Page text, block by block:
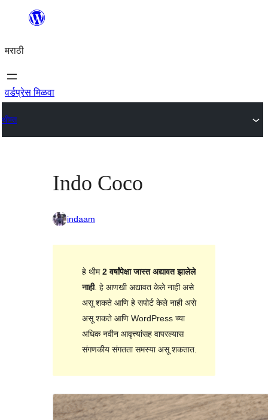
सामुग्रीवर
मराठी
वर्डप्रेस मिळवा
थीम्स
Indo Coco
indaam
हे थीम2 वर्षांपेक्षा जास्त अद्यावत झालेले
नाही. हे आणखी अद्यावत केले नाही असे
असू शकते आणि हे सपोर्ट केले नाही असे
असू शकते आणि WordPress च्या
अधिक नवीन आवृत्त्यांसह वापरल्यास
संगणकीय संगतता समस्या असू शकतात.